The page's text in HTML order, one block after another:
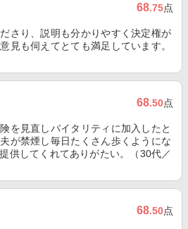
68.75点
さり、説明も分かりやすく決定権が
見も伺えてとても満足しています。
68.50点
を見直しバイタリティに加入したと
が禁煙し毎日たくさん歩くようにな
供してくれてありがたい。（30代／
68.50点